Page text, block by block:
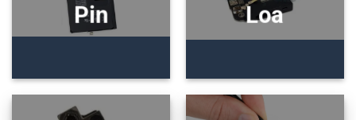
Pin Loa